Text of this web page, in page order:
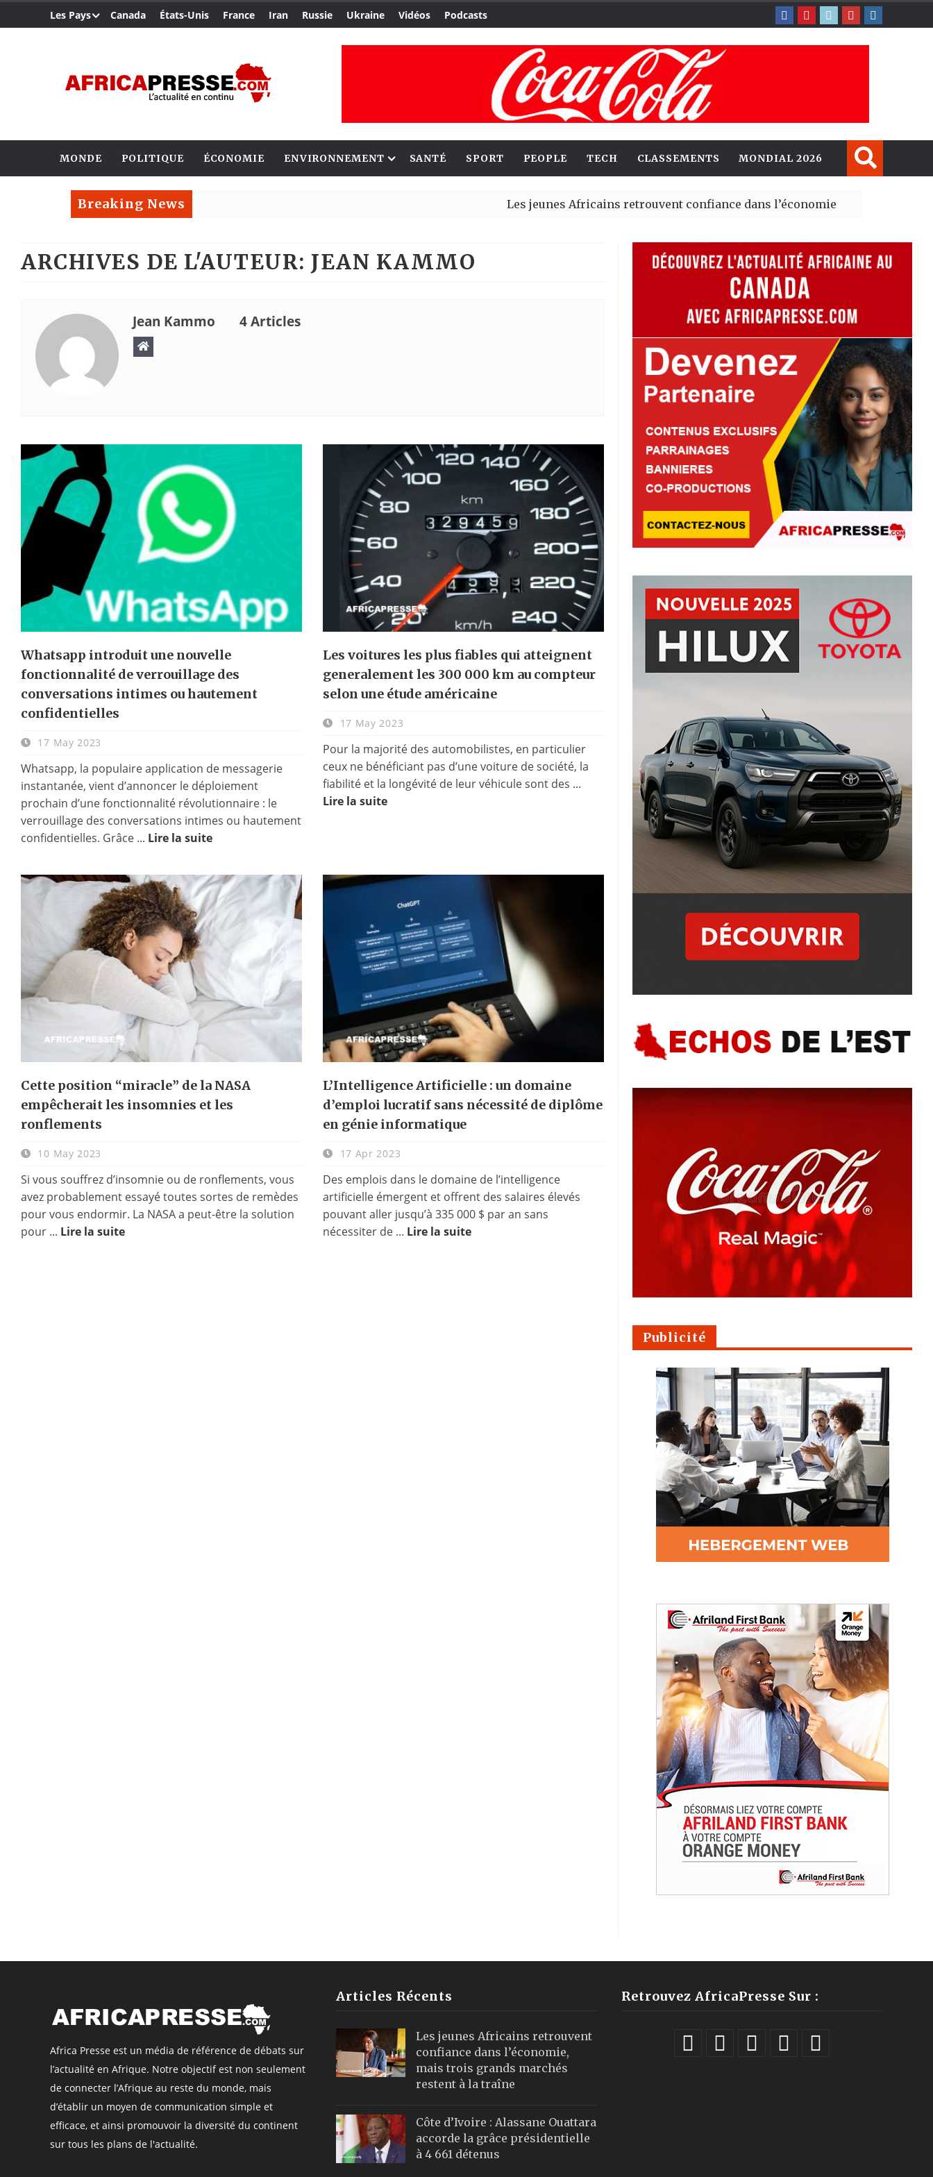
Les Pays Canada États-Unis France Iran Russie Ukraine Vidéos Podcasts
MONDE POLITIQUE ÉCONOMIE ENVIRONNEMENT SANTÉ SPORT PEOPLE TECH CLASSEMENTS MONDIAL 2026
Breaking News Les jeunes Africains retrouvent confiance dans l’économie, mais trois grands
ARCHIVES DE L'AUTEUR: JEAN KAMMO
Jean Kammo 4 Articles
Whatsapp introduit une nouvelle
fonctionnalité de verrouillage des
conversations intimes ou hautement
confidentielles
17 May 2023
Whatsapp, la populaire application de messagerie
instantanée, vient d’annoncer le déploiement
prochain d’une fonctionnalité révolutionnaire : le
verrouillage des conversations intimes ou hautement
confidentielles. Grâce ... Lire la suite
Les voitures les plus fiables qui atteignent
generalement les 300 000 km au compteur
selon une étude américaine
17 May 2023
Pour la majorité des automobilistes, en particulier
ceux ne bénéficiant pas d’une voiture de société, la
fiabilité et la longévité de leur véhicule sont des ...
Lire la suite
Cette position “miracle” de la NASA
empêcherait les insomnies et les
ronflements
10 May 2023
Si vous souffrez d’insomnie ou de ronflements, vous
avez probablement essayé toutes sortes de remèdes
pour vous endormir. La NASA a peut-être la solution
pour ... Lire la suite
L’Intelligence Artificielle : un domaine
d’emploi lucratif sans nécessité de diplôme
en génie informatique
17 Apr 2023
Des emplois dans le domaine de l’intelligence
artificielle émergent et offrent des salaires élevés
pouvant aller jusqu’à 335 000 $ par an sans
nécessiter de ... Lire la suite
Publicité
Africa Presse est un média de référence de débats sur
l’actualité en Afrique. Notre objectif est non seulement
de connecter l’Afrique au reste du monde, mais
d’établir un moyen de communication simple et
efficace, et ainsi promouvoir la diversité du continent
sur tous les plans de l'actualité.
Articles Récents
Les jeunes Africains retrouvent
confiance dans l’économie,
mais trois grands marchés
restent à la traîne
Côte d’Ivoire : Alassane Ouattara
accorde la grâce présidentielle
à 4 661 détenus
Retrouvez AfricaPresse Sur :